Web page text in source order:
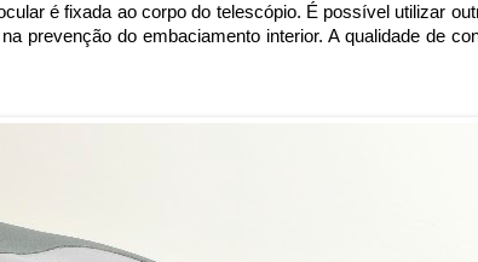
é fixada ao corpo do telescópio. É possível utilizar
prevenção do embaciamento interior. A qualidade de